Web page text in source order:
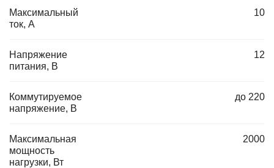
Максимальный
ток, А
10
Напряжение
питания, В
12
Коммутируемое
напряжение, В
до 220
Максимальная
мощность
нагрузки, Вт
2000